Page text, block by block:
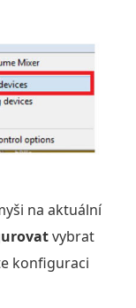
na aktuální
vybrat
konfiguraci